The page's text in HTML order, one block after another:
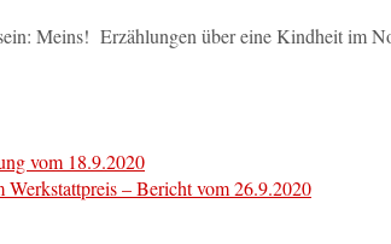
Meins! Erzählungen über eine Kindheit im
vom 18.9.2020
– Bericht vom 26.9.2020